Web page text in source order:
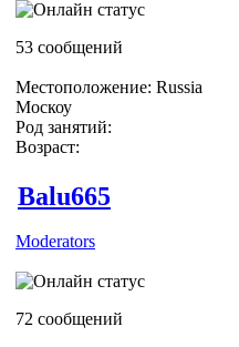
53 сообщений
Местоположение: Russia
Москоу
Род занятий:
Возраст:
Balu665
Moderators
72 сообщений